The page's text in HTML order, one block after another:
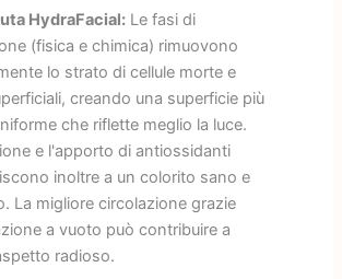
HydraFacial:Le fasi di
(fisica e chimica) rimuovono
lo strato di cellule morte e
creando una superficie più
che riflette meglio la luce.
e l'apporto di antiossidanti
inoltre a un colorito sano e
La migliore circolazione grazie
a vuoto può contribuire a
radioso.